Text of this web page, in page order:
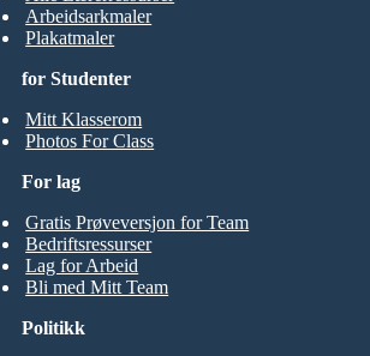
for Studenter
Mitt Klasserom
Photos For Class
Arbeidsarkmaler
Plakatmaler
For lag
Gratis Prøveversjon for Team
Bedriftsressurser
Lag for Arbeid
Bli med Mitt Team
Politikk